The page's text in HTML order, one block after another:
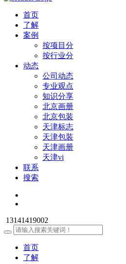
首页
了解
案例
按项目分
按行业分
动态
公司动态
专业观点
知识分享
北京画册
北京包装
天津标志
天津包装
天津画册
天津vi
联系
搜索
13141419002
首页
了解